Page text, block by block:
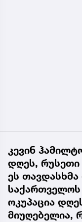
კევინ
დღეს, რუსეთი
ეს
ოკუპაცია
მიუღებელია,